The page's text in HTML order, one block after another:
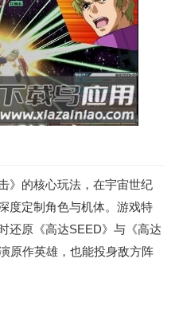
》的核心玩法，在宇宙世纪
度定制角色与机体。游戏特
还原《高达SEED》与《高达
原作英雄，也能投身敌方阵